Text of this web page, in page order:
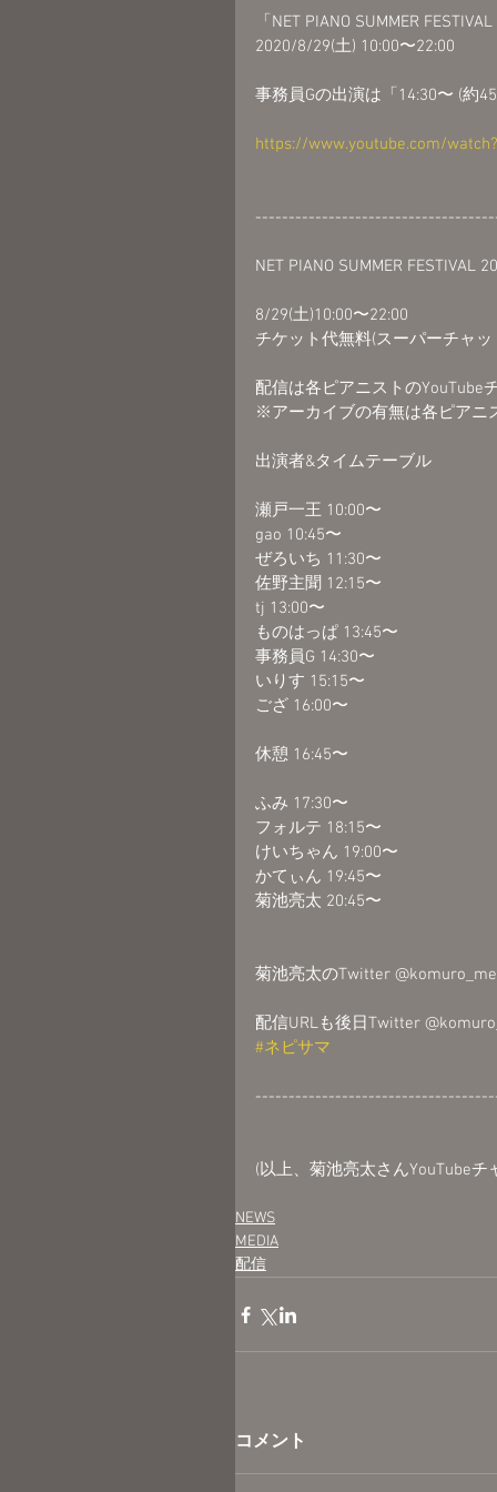
「NET PIANO SUMMER
2020/8/29(土) 10:00〜22:00
事務員Gの出演は「14:30〜 (約
https://www.youtube.com/
NET PIANO SUMMER FESTIVAL
8/29(土)10:00〜22:00
チケット代無料(スーパーチャ
配信は各ピアニストのYouTube
※アーカイブの有無は各ピアニ
出演者&タイムテーブル
瀬戸一王 10:00〜
gao 10:45〜
ぜろいち 11:30〜
佐野主聞 12:15〜
tj 13:00〜
ものはっぱ 13:45〜
事務員G 14:30〜
いりす 15:15〜
ござ 16:00〜
休憩 16:45〜
ふみ 17:30〜
フォルテ 18:15〜
けいちゃん 19:00〜
かてぃん 19:45〜
菊池亮太 20:45〜
菊池亮太のTwitter
配信URLも後日Twitter
#ネピサマ
(以上、菊池亮太さんYouTube
NEWS
MEDIA
配信
コメント